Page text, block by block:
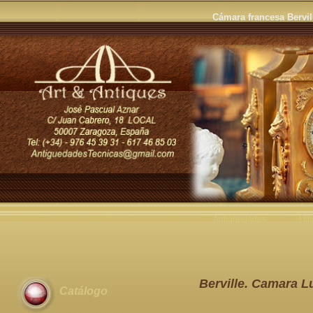
Cámara francesa
Catálogo
Berville. Camara